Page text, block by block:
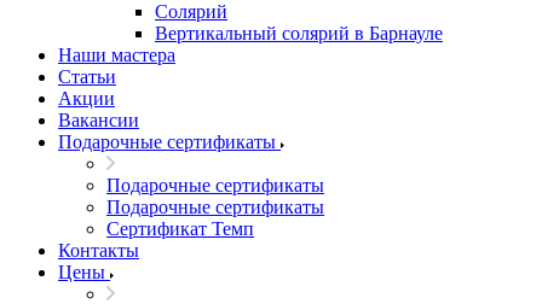
Солярий
Вертикальный солярий в Барнауле
Наши мастера
Статьи
Акции
Вакансии
Подарочные сертификаты
Подарочные сертификаты
Подарочные сертификаты
Сертификат Темп
Контакты
Цены